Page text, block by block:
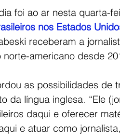
foi ao ar nesta quarta-
nos Estados
receberam a
americano desde
as possibilidades de
da língua inglesa. “Ele
daqui e oferecer
e atuar como